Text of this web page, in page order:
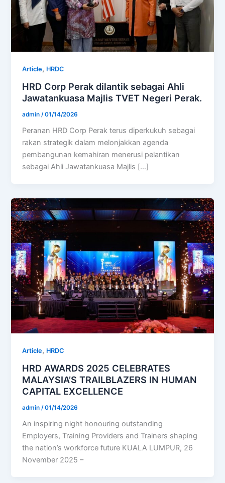
Article, HRDC
HRD Corp Perak dilantik sebagai Ahli
Jawatankuasa Majlis TVET Negeri Perak.
admin /01/14/2026
Peranan HRD Corp Perak terus diperkukuh sebagai
rakan strategik dalam melonjakkan agenda
pembangunan kemahiran menerusi pelantikan
sebagai Ahli Jawatankuasa Majlis […]
Article, HRDC
HRD AWARDS 2025 CELEBRATES
MALAYSIA’S TRAILBLAZERS IN HUMAN
CAPITAL EXCELLENCE
admin /01/14/2026
An inspiring night honouring outstanding
Employers, Training Providers and Trainers shaping
the nation’s workforce future KUALA LUMPUR, 26
November 2025 –